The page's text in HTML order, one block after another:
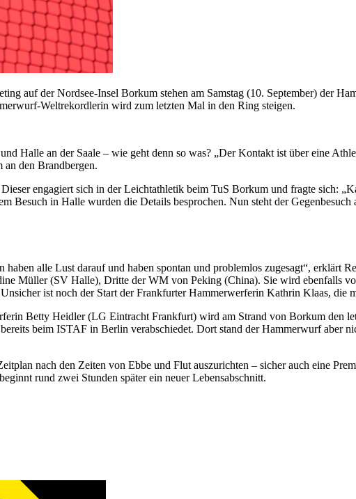
auf der Nordsee-Insel Borkum stehen am Samstag (10. September) der
Weltrekordlerin wird zum letzten Mal in den Ring steigen.
Halle an der Saale – wie geht denn so was? „Der Kontakt ist über eine
den Brandbergen.
engagiert sich in der Leichtathletik beim TuS Borkum und fragte sich:
Besuch in Halle wurden die Details besprochen. Nun steht der
alle Lust darauf und haben spontan und problemlos zugesagt“, erklärt
Müller (SV Halle), Dritte der WM von Peking (China). Sie wird ebenfalls
ist noch der Start der Frankfurter Hammerwerferin Kathrin Klaas, die
Betty Heidler (LG Eintracht Frankfurt) wird am Strand von Borkum den
beim ISTAF in Berlin verabschiedet. Dort stand der Hammerwurf aber
nach den Zeiten von Ebbe und Flut auszurichten – sicher auch eine
rund zwei Stunden später ein neuer Lebensabschnitt.